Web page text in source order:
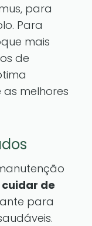
para
Para
mais
de
melhores
de
para